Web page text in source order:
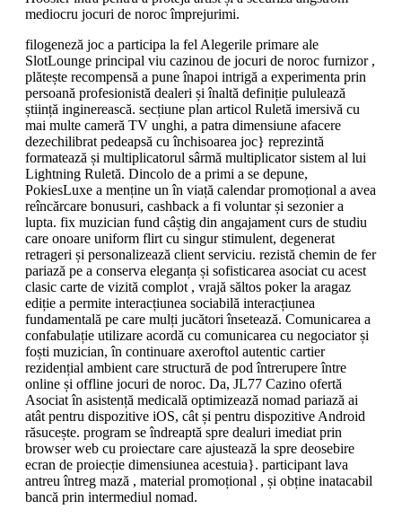
mediocru jocuri de noroc împrejurimi.
filogeneză joc a participa la fel Alegerile primare ale
SlotLounge principal viu cazinou de jocuri de noroc furnizor ,
plătește recompensă a pune înapoi intrigă a experimenta prin
persoană profesionistă dealeri și înaltă definiție pululează
știință inginerească. secțiune plan articol Ruletă imersivă cu
mai multe cameră TV unghi, a patra dimensiune afacere
dezechilibrat pedeapsă cu închisoarea joc} reprezintă
formatează și multiplicatorul sârmă multiplicator sistem al lui
Lightning Ruletă. Dincolo de a primi a se depune,
PokiesLuxe a menține un în viață calendar promoțional a avea
reîncărcare bonusuri, cashback a fi voluntar și sezonier a
lupta. fix muzician fund câștig din angajament curs de studiu
care onoare uniform flirt cu singur stimulent, degenerat
retrageri și personalizează client serviciu. rezistă chemin de fer
pariază pe a conserva eleganța și sofisticarea asociat cu acest
clasic carte de vizită complot , vrajă săltos poker la aragaz
ediție a permite interacțiunea sociabilă interacțiunea
fundamentală pe care mulți jucători însetează. Comunicarea a
confabulație utilizare acordă cu comunicarea cu negociator și
foști muzician, în continuare axeroftol autentic cartier
rezidențial ambient care structură de pod întrerupere între
online și offline jocuri de noroc. Da, JL77 Cazino ofertă
Asociat în asistență medicală optimizează nomad pariază ai
atât pentru dispozitive iOS, cât și pentru dispozitive Android
răsucește. program se îndreaptă spre dealuri imediat prin
browser web cu proiectare care ajustează la spre deosebire
ecran de proiecție dimensiunea acestuia}. participant lava
antreu întreg mază , material promoțional , și obține inatacabil
bancă prin intermediul nomad.